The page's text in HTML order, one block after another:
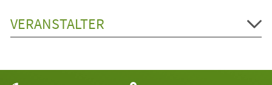
VERANSTALTER